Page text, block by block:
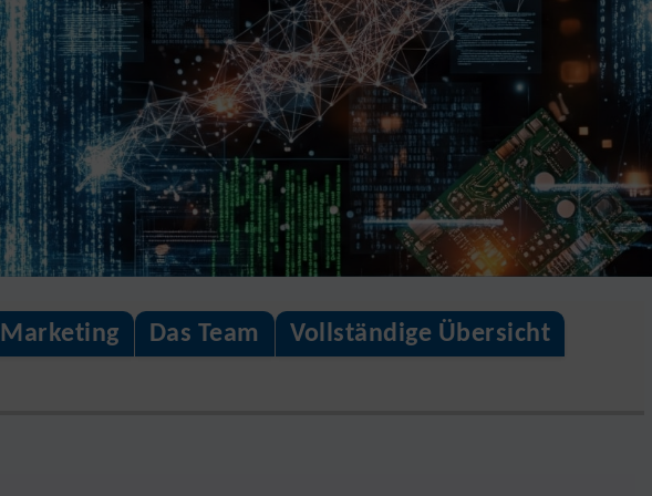
Marketing Das Team
Vollständige Übersicht